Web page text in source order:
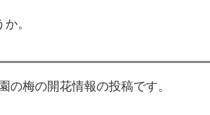
。
梅の開花情報の投稿です。